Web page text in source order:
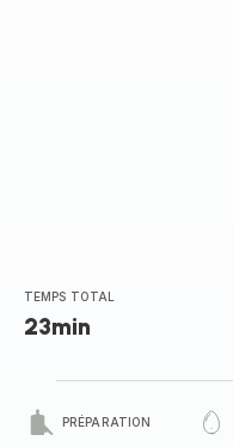
TEMPS TOTAL
23min
PRÉPARATION